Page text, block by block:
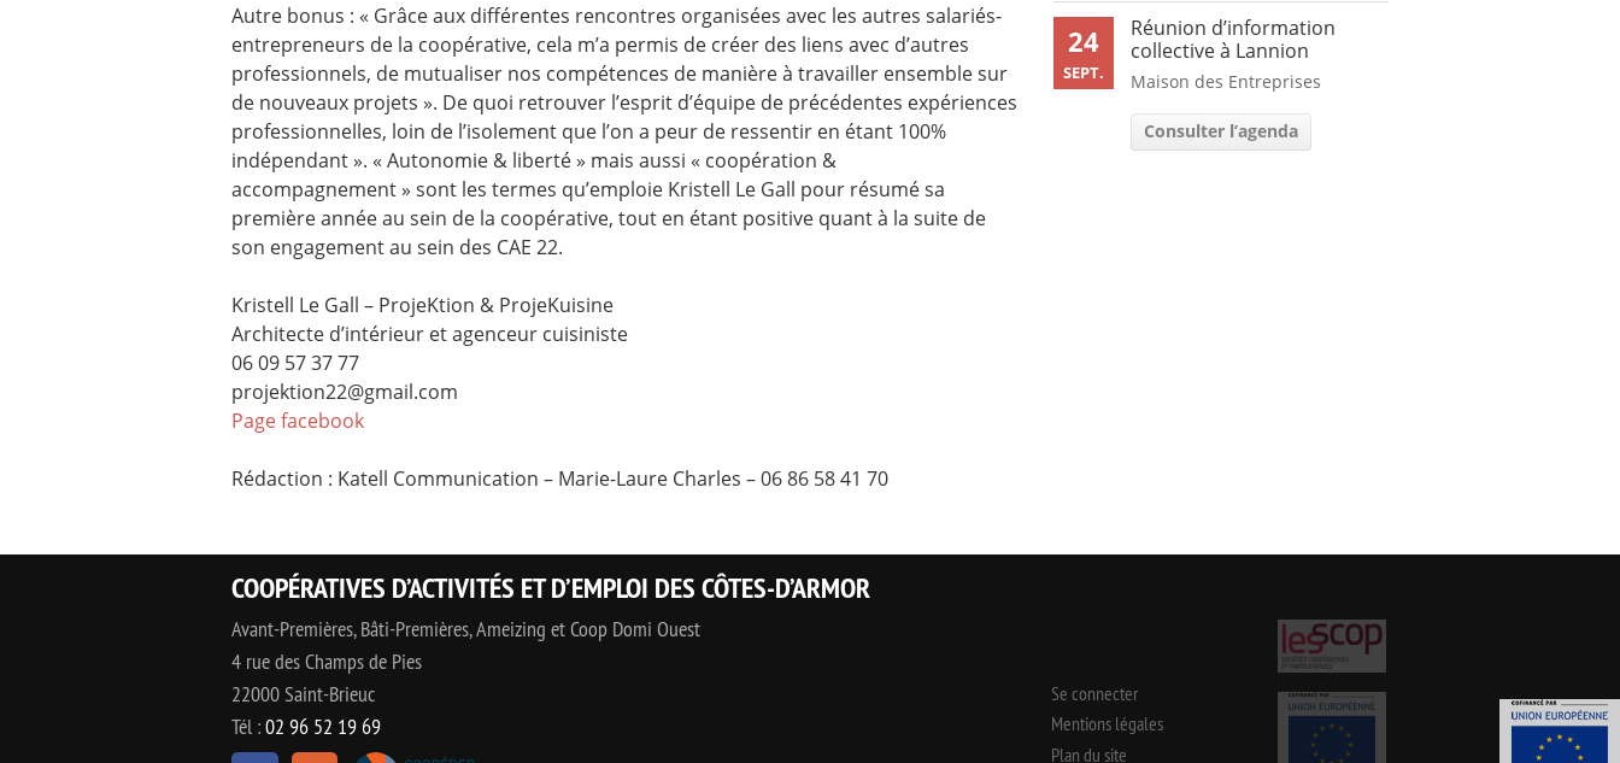
Autre bonus : « Grâce aux différentes rencontres organisées avec les autres salariés-
entrepreneurs de la coopérative, cela m’a permis de créer des liens avec d’autres
professionnels, de mutualiser nos compétences de manière à travailler ensemble sur
de nouveaux projets ». De quoi retrouver l’esprit d’équipe de précédentes expériences
professionnelles, loin de l’isolement que l’on a peur de ressentir en étant 100%
indépendant ». « Autonomie & liberté » mais aussi « coopération &
accompagnement » sont les termes qu’emploie Kristell Le Gall pour résumé sa
première année au sein de la coopérative, tout en étant positive quant à la suite de
son engagement au sein des CAE 22.
Kristell Le Gall – ProjeKtion & ProjeKuisine
Architecte d’intérieur et agenceur cuisiniste
06 09 57 37 77
projektion22@gmail.com
Page facebook
Rédaction : Katell Communication – Marie-Laure Charles – 06 86 58 41 70
24
SEPT.
Réunion d’information
collective à Lannion
Maison des Entreprises
Consulter l’agenda
COOPÉRATIVES D’ACTIVITÉS ET D’EMPLOI DES CÔTES-D’ARMOR
Avant-Premières, Bâti-Premières, Ameizing et Coop Domi Ouest
4 rue des Champs de Pies
22000 Saint-Brieuc
Tél :02 96 52 19 69
Se connecter
Mentions légales
Plan du site